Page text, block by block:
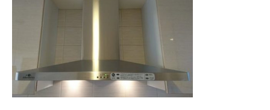
ちょっと広めのワンルーム
の遺品整理 西宮市